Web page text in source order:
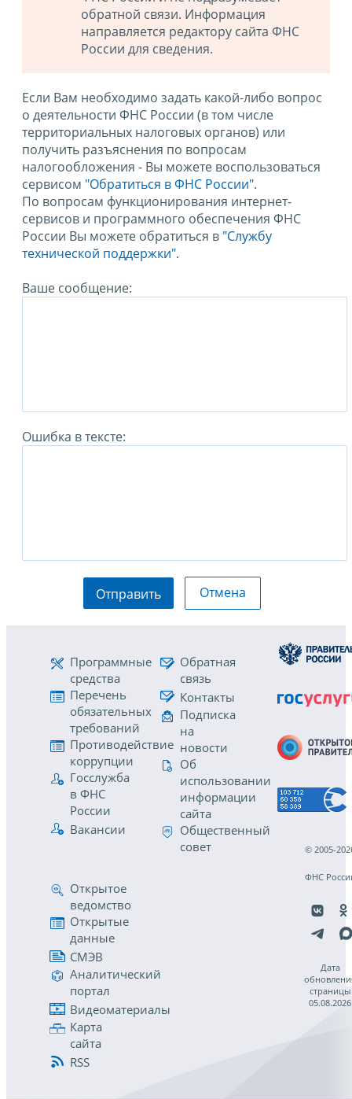
обратной связи. Информация
направляется редактору сайта ФНС
России для сведения.
Если Вам необходимо задать какой-либо вопрос
о деятельности ФНС России (в том числе
территориальных налоговых органов) или
получить разъяснения по вопросам
налогообложения - Вы можете воспользоваться
сервисом "Обратиться в ФНС России".
По вопросам функционирования интернет-
сервисов и программного обеспечения ФНС
России Вы можете обратиться в "Службу
технической поддержки".
Ваше сообщение:
Ошибка в тексте:
Отправить Отмена
Программные
средства
Перечень
обязательных
требований
Противодействие
коррупции
Госслужба
в ФНС
России
Вакансии
Обратная
связь
Контакты
Подписка
на
новости
Об
использовании
информации
сайта
Общественный
совет
Открытое
ведомство
Открытые
данные
СМЭВ
Аналитический
портал
Видеоматериалы
Карта
сайта
RSS
© 2005-
ФНС
Дата
страницы
05.08.2026